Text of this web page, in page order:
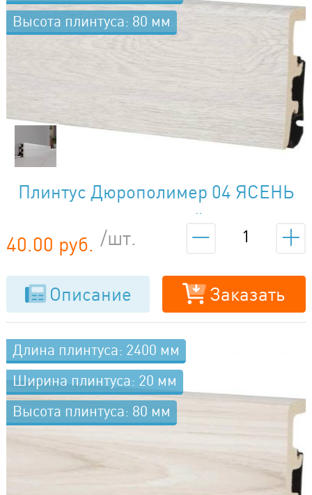
Высота плинтуса: 80 мм
Плинтус Дюрополимер 04 ЯСЕНЬ
40.00 руб. /шт.
Описание Заказать
Длина плинтуса: 2400 мм
Ширина плинтуса: 20 мм
Высота плинтуса: 80 мм